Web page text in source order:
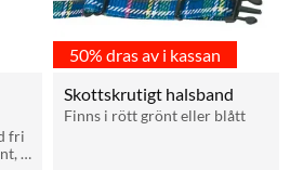
fri
50% dras av i kassan
Skottskrutigt halsband
Finns i rött grönt eller blått